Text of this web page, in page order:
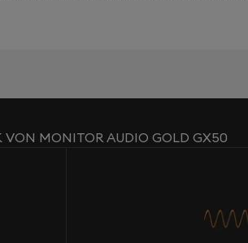
VON MONITOR AUDIO GOLD GX50